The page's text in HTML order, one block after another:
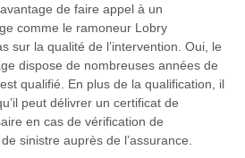
de faire appel à un
comme le ramoneur Lobry
sur la qualité de l’intervention. Oui, le
dispose de nombreuses années de
qualifié. En plus de la qualification, il
peut délivrer un certificat de
en cas de vérification de
sinistre auprès de l’assurance.